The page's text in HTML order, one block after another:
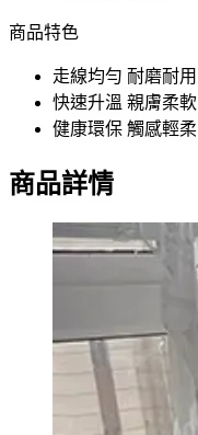
商品特色
走線均勻 耐磨耐用
快速升溫 親膚柔軟
健康環保 觸感輕柔
商品詳情